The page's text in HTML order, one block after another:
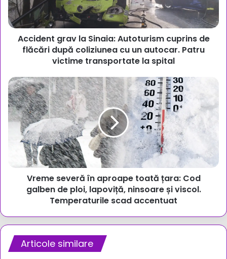
de
flăcări
după
coliziunea
Patru
victime
transportate
la
spital
Accident grav la Sinaia: Autoturism cuprins de
flăcări după coliziunea cu un autocar. Patru
victime transportate la spital
Vreme
severă
în
aproape
toată
țara:
Cod
galben
de
lapoviță,
viscol.
scad
accentuat
Vreme severă în aproape toată țara: Cod
galben de ploi, lapoviță, ninsoare și viscol.
Temperaturile scad accentuat
Articole similare